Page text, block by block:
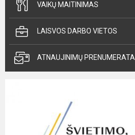
VAIKŲ MAITINIMAS
LAISVOS DARBO VIETOS
ATNAUJINIMŲ PRENUMERATA